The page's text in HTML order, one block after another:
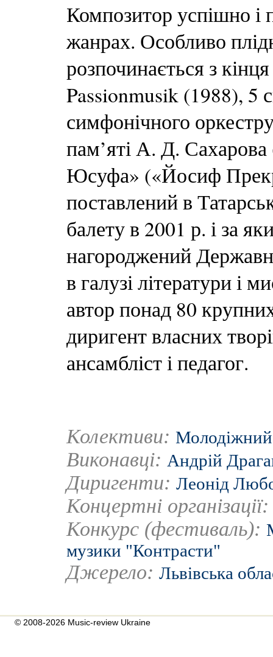
Композитор успішно і
жанрах. Особливо
розпочинається з
Passionmusik (1988), 5
симфонічного
пам’яті А. Д.
Юсуфа» («Йосиф
поставлений в
балету в 2001 р. і за
нагороджений
в галузі літератури і
автор понад 80
диригент власних
ансамбліст і педагог.
Колективи:
Виконавці: Андрій
Диригенти: Леонід
Концертні
Конкурс (фестиваль):
музики "Контрасти"
Джерело: Львівська
© 2008-2026 Music-review Ukraine